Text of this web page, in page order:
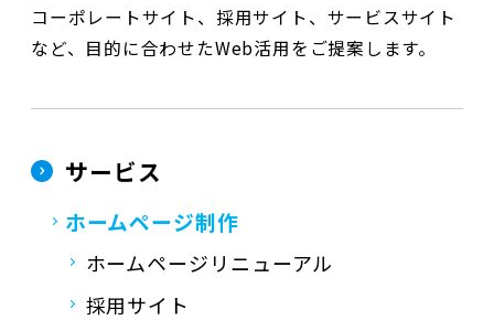
コーポレートサイト、採用サイト、サービスサイト
など、目的に合わせたWeb活用をご提案します。
サービス
ホームページ制作
ホームページリニューアル
採用サイト